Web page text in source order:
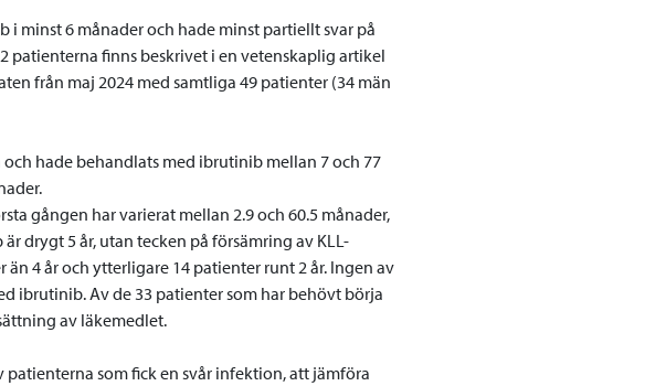
minst 6 månader och hade minst partiellt svar på
patienterna finns beskrivet i en vetenskaplig artikel
från maj 2024 med samtliga 49 patienter (34 män
hade behandlats med ibrutinib mellan 7 och 77
gången har varierat mellan 2.9 och 60.5 månader,
drygt 5 år, utan tecken på försämring av KLL-
4 år och ytterligare 14 patienter runt 2 år. Ingen av
ibrutinib. Av de 33 patienter som har behövt börja
av läkemedlet.
som fick en svår infektion, att jämföra